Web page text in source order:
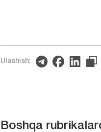
Ulashish:
Boshqa